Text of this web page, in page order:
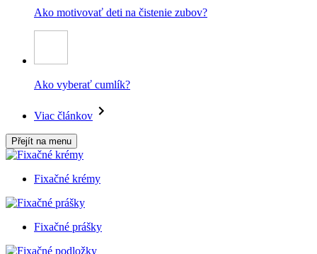
Ako motivovať deti na čistenie zubov?
Ako vyberať cumlík?
Viac článkov
Přejít na menu
Fixačné krémy
Fixačné prášky